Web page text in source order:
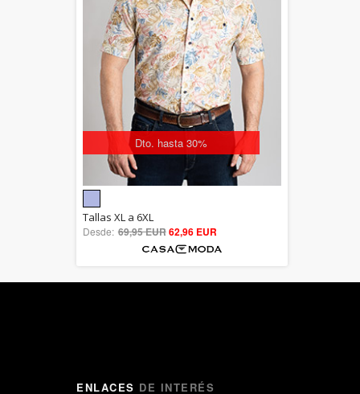
Dto. hasta 30%
5.00
out of 5
Tallas XL a 6XL
Desde: 69,95 EUR62,96 EUR
ENLACES DE INTERÉS